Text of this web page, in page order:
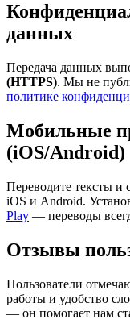
данных
Передача данных
(HTTPS). Мы не
политике
Мобильные
(iOS/Android)
Переводите тексты и
iOS и Android.
Play — переводы
Отзывы
Пользователи
работы и удобство
— он помогает нам